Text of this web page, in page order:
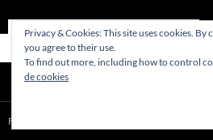
Fièrement propulsé par WordPress
Privacy & Cookies: This site uses cookies.
you agree to their use.
To find out more, including how to control
de cookies